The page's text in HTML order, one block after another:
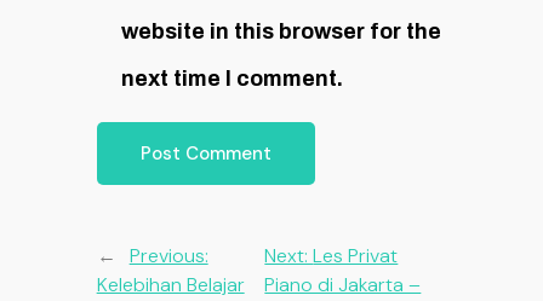
website in this browser for the
next time I comment.
←
Previous:
Kelebihan Belajar
Next:Les Privat
Piano di Jakarta –